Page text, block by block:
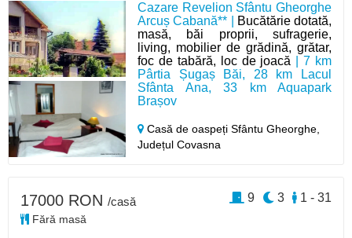
Cazare Revelion Sfântu Gheorghe
Arcuș Cabană** |
Bucătărie dotată,
masă, băi proprii, sufragerie,
living, mobilier de grădină, grătar,
foc de tabără, loc de joacă | 7 km
Pârtia Șugaș Băi, 28 km Lacul
Sfânta Ana, 33 km Aquapark
Brașov
Casă de oaspeți Sfântu Gheorghe,
Județul Covasna
17000 RON /casă
Fără masă
1 - 31
3
9